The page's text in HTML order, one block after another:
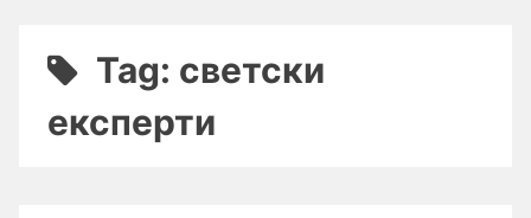
здружение за
аутизам
Tag: светски
експерти